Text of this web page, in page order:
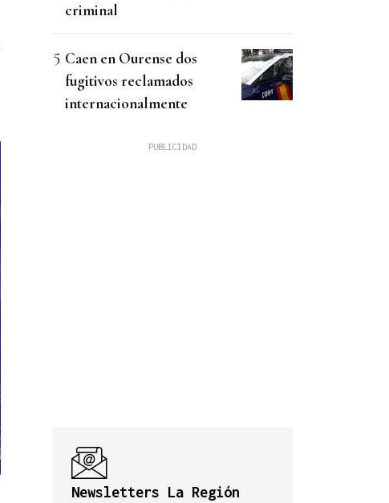
criminal
Caen en Ourense dos
fugitivos reclamados
internacionalmente
Newsletters La Región